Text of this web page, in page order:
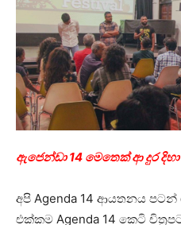
ඇජෙන්ඩා 14 මෙතෙක් ආ දුර
අපි Agenda 14 ආයතනය පටන්
එක්කම Agenda 14 කෙටි